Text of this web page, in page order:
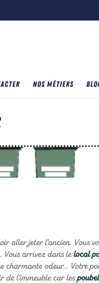
NOS MÉTIERS
aller jeter l’ancien. Vous
Vous arrivez dans lelocal
charmante odeur… Votre
de l’immeuble car les